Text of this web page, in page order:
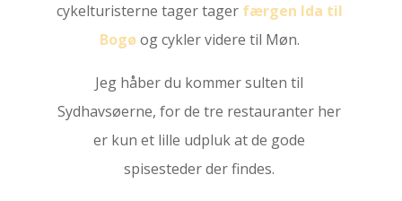
cykelturisterne tager tager færgen Ida til
Bogøog cykler videre til Møn.
Jeg håber du kommer sulten til
Sydhavsøerne, for de tre restauranter her
er kun et lille udpluk at de gode
spisesteder der findes.